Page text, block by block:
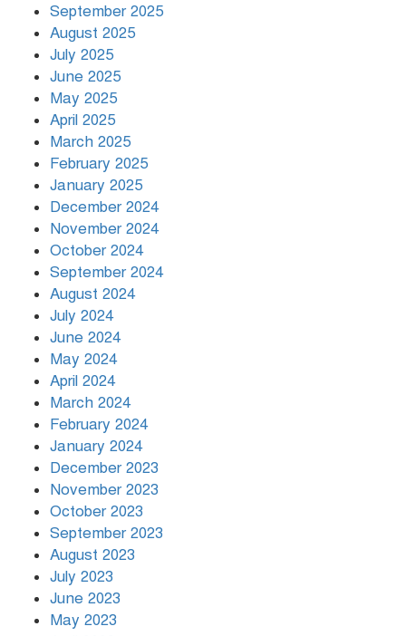
September 2025
August 2025
July 2025
June 2025
May 2025
April 2025
March 2025
February 2025
January 2025
December 2024
November 2024
October 2024
September 2024
August 2024
July 2024
June 2024
May 2024
April 2024
March 2024
February 2024
January 2024
December 2023
November 2023
October 2023
September 2023
August 2023
July 2023
June 2023
May 2023